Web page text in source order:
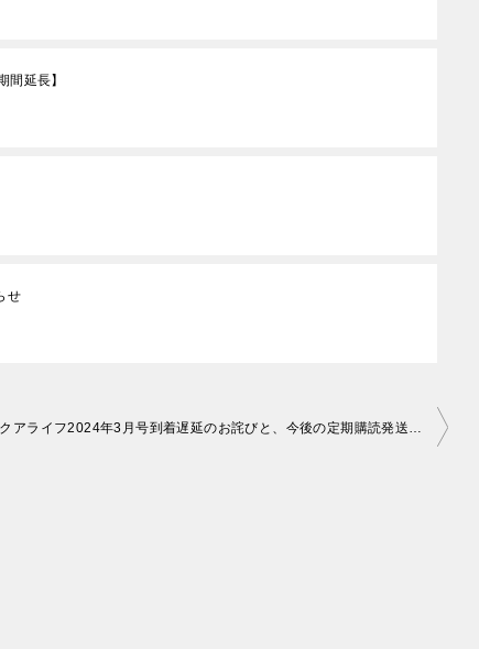
間延長】
せ
アクアライフ2024年3月号到着遅延のお詫びと、今後の定期購読発送についてのお知らせ